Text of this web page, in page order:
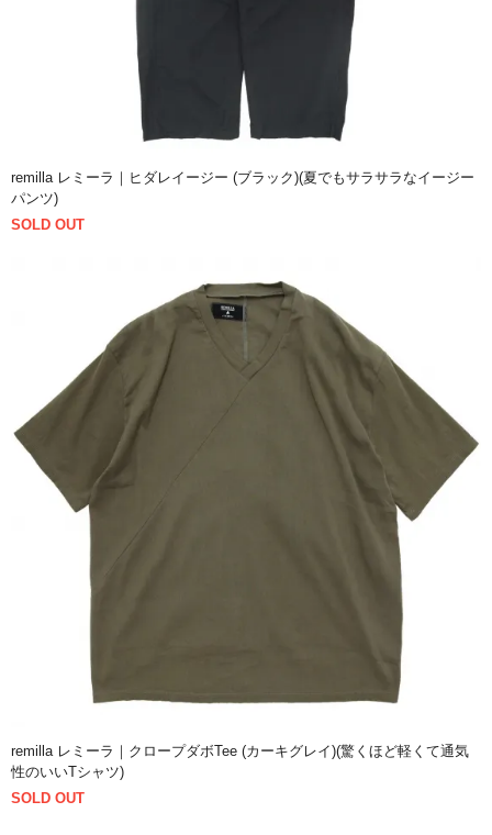
remilla レミーラ｜ヒダレイージー (ブラック)(夏でもサラサラなイージー
パンツ)
SOLD OUT
remilla レミーラ｜クロープダボTee (カーキグレイ)(驚くほど軽くて通気
性のいいTシャツ)
SOLD OUT